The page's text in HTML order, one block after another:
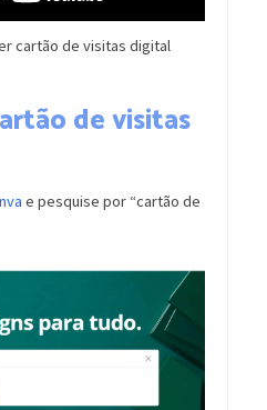
cartão de visitas digital
de visitas
e pesquise por “cartão de